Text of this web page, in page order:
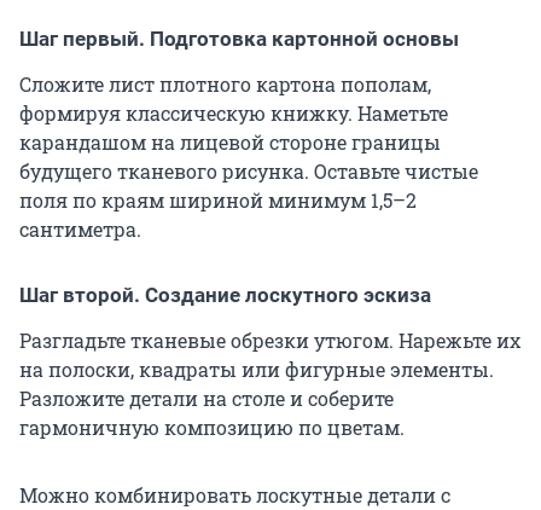
Шаг первый. Подготовка картонной основы
Сложите лист плотного картона пополам,
формируя классическую книжку. Наметьте
карандашом на лицевой стороне границы
будущего тканевого рисунка. Оставьте чистые
поля по краям шириной минимум 1,5–2
сантиметра.
Шаг второй. Создание лоскутного эскиза
Разгладьте тканевые обрезки утюгом. Нарежьте их
на полоски, квадраты или фигурные элементы.
Разложите детали на столе и соберите
гармоничную композицию по цветам.
Можно комбинировать лоскутные детали с